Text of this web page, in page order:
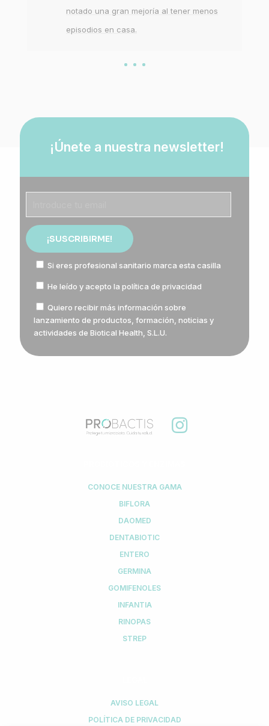
notado una gran mejoría al tener menos
episodios en casa.
¡Únete a nuestra newsletter!
Si eres profesional sanitario marca esta casilla
He leído y acepto la política de privacidad
Quiero recibir más información sobre
lanzamiento de productos, formación, noticias y
actividades de Biotical Health, S.L.U.
CONOCE NUESTRA GAMA
BIFLORA
DAOMED
DENTABIOTIC
ENTERO
GERMINA
GOMIFENOLES
INFANTIA
RINOPAS
STREP
AVISO LEGAL
POLÍTICA DE PRIVACIDAD